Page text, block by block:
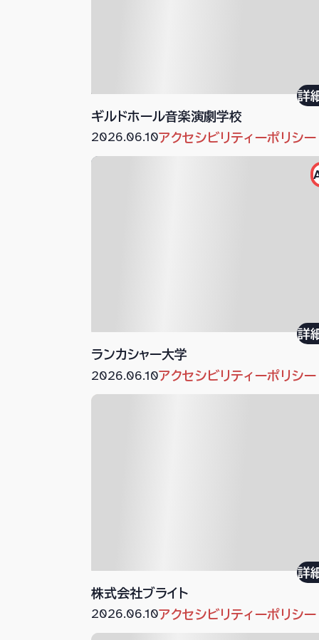
ギルドホール音楽演劇学校
詳
2026.06.10アクセシビリティーポリシー
ランカシャー大学
詳
2026.06.10アクセシビリティーポリシー
株式会社ブライト
詳
2026.06.10アクセシビリティーポリシー